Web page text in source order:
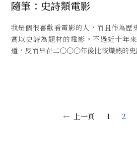
隨筆：史詩類電影
我是個很喜歡看電影的人，而且作為歷
賞以史詩為題材的電影。不過近十年
道，反而早在二○○○年後比較熾熱的史
上一頁 1 2